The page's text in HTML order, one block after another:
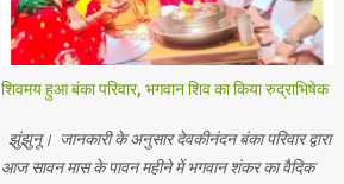
शिवमय हुआ बंका परिवार, भगवान शिव का किया रुद्राभिषेक
झुंझुनू। जानकारी के अनुसार देवकीनंदन बंका परिवार द्वारा
आज सावन मास के पावन महीने में भगवान शंकर का वैदिक